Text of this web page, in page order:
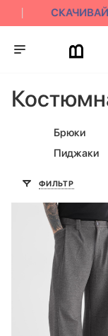
СКАЧИВАЙ
Брюки
Пиджаки
ФИЛЬТР